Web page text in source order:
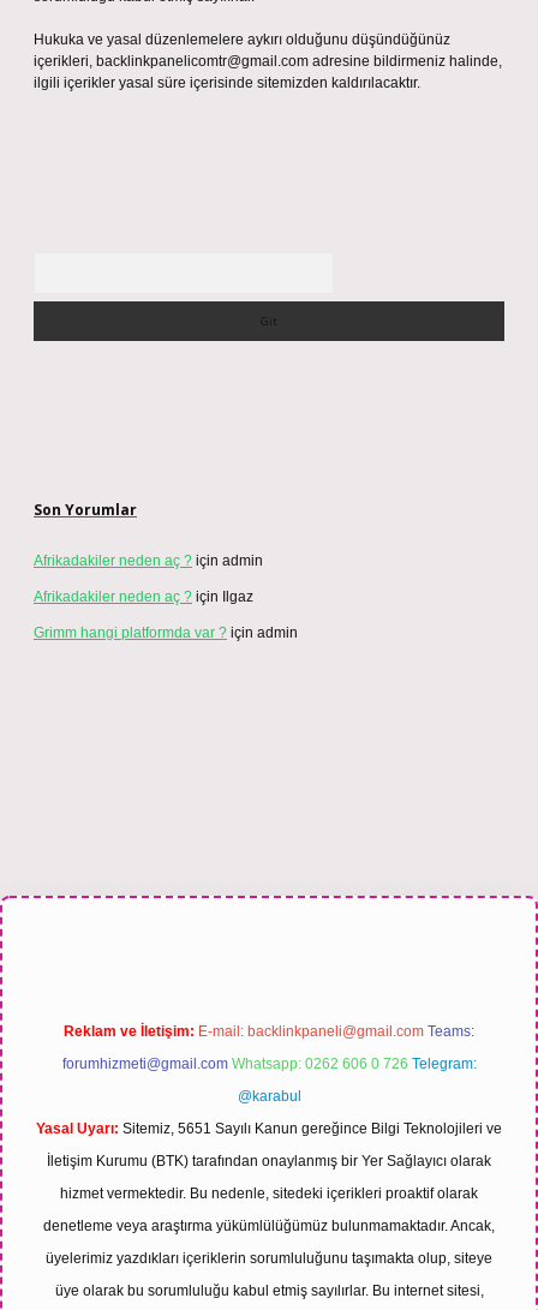
Hukuka ve yasal düzenlemelere aykırı olduğunu düşündüğünüz
içerikleri, backlinkpanelicomtr@gmail.com adresine bildirmeniz halinde,
ilgili içerikler yasal süre içerisinde sitemizden kaldırılacaktır.
Son Yorumlar
Afrikadakiler neden aç ? için admin
Afrikadakiler neden aç ? için Ilgaz
Grimm hangi platformda var ? için admin
Reklam ve İletişim: E-mail: backlinkpaneli@gmail.com Teams:
forumhizmeti@gmail.com Whatsapp: 0262 606 0 726 Telegram:
@karabul
Yasal Uyarı: Sitemiz, 5651 Sayılı Kanun gereğince Bilgi Teknolojileri ve
İletişim Kurumu (BTK) tarafından onaylanmış bir Yer Sağlayıcı olarak
hizmet vermektedir. Bu nedenle, sitedeki içerikleri proaktif olarak
denetleme veya araştırma yükümlülüğümüz bulunmamaktadır. Ancak,
üyelerimiz yazdıkları içeriklerin sorumluluğunu taşımakta olup, siteye
üye olarak bu sorumluluğu kabul etmiş sayılırlar. Bu internet sitesi,